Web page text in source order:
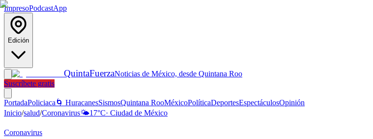
ImpresoPodcastApp
Edición
QuintaFuerzaNoticias de México, desde Quintana Roo
Suscríbete gratis
PortadaPoliciaca 🌀 HuracanesSismosQuintana RooMéxicoPolíticaDeportesEspectáculosOpinión
Inicio/salud/Coronavirus🌤️17°C· Ciudad de México
Coronavirus